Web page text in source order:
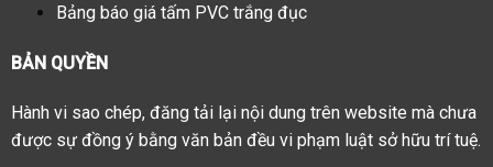
Bảng báo giá tấm PVC trắng đục
BẢN QUYỀN
Hành vi sao chép, đăng tải lại nội dung trên website mà chưa
được sự đồng ý bằng văn bản đều vi phạm luật sở hữu trí tuệ.